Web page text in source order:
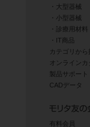
大型器械
小型器械
診療用材料
IT商品
カテゴリから
オンラインカ
製品サポート
CADデータ
有料会員